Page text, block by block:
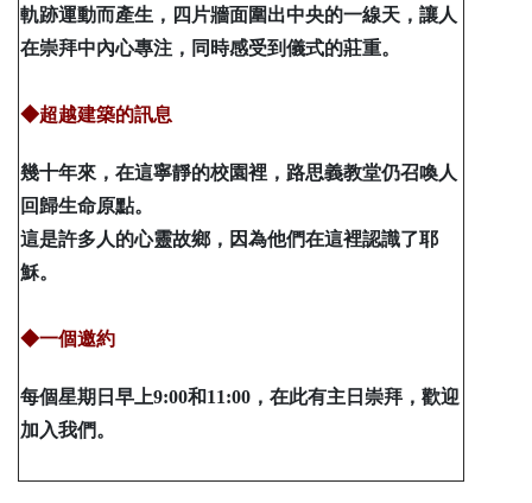
軌跡運動而產生，四片牆面圍出中央的一線天，讓人
在崇拜中內心專注，同時感受到儀式的莊重。
◆超越建築的訊息
幾十年來，在這寧靜的校園裡，路思義教堂仍召喚人
回歸生命原點。
這是許多人的心靈故鄉，因為他們在這裡認識了耶
穌。
◆一個邀約
每個星期日早上9:00和11:00，在此有主日崇拜，歡迎
加入我們。